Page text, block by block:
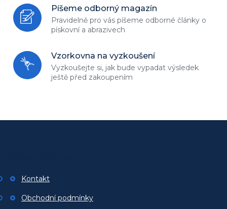
Píšeme odborný magazín
Pravidelně pro vás píšeme odborné články o
pískovní a abrazivech
Vzorkovna na vyzkoušení
Vyzkoušejte si, jak bude vypadat výsledek
ještě před zakoupením
í
Kontakt
Obchodní podmínky